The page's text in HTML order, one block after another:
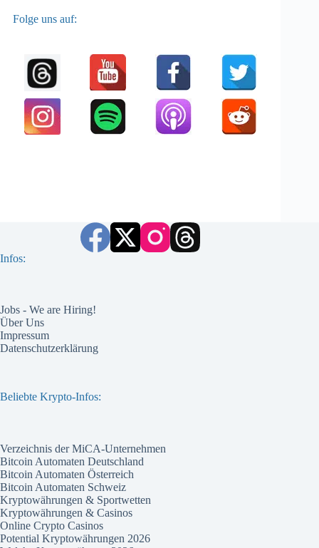
Folge uns auf:
Infos:
Jobs - We are Hiring!
Über Uns
Impressum
Datenschutzerklärung
Beliebte Krypto-Infos:
Verzeichnis der MiCA-Unternehmen
Bitcoin Automaten Deutschland
Bitcoin Automaten Österreich
Bitcoin Automaten Schweiz
Kryptowährungen & Sportwetten
Kryptowährungen & Casinos
Online Crypto Casinos
Potential Kryptowährungen 2026